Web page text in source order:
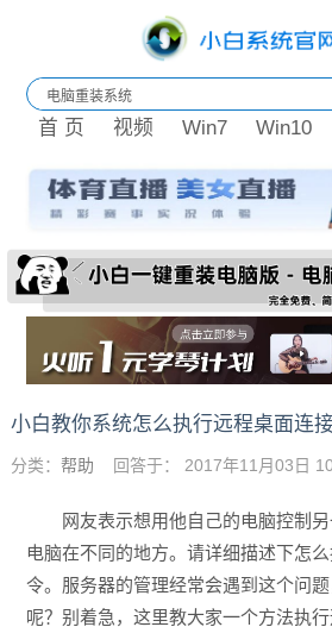
首 页 视频 Win7 Win10
小白教你系统怎么执行远程桌面连
分类： 帮助 回答于： 2017年11月03日
网友表示想用他自己的电脑控制
电脑在不同的地方。请详细描述下怎
令。服务器的管理经常会遇到这个问
呢？别着急，这里教大家一个方法执